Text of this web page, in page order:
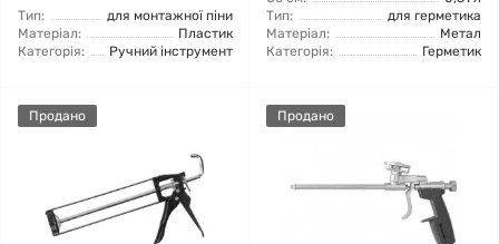
Тип:
для монтажної піни
Матеріал:
Пластик
Категорія:
Ручний інструмент
Тип:
для герметика
Матеріал:
Метал
Категорія:
Герметик
Продано Продано